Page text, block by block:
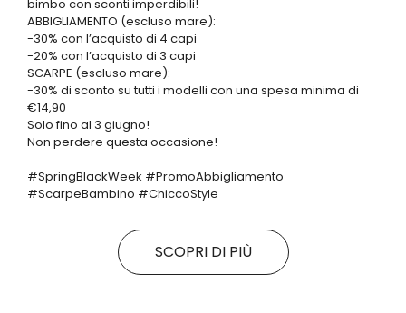
bimbo con sconti imperdibili!
ABBIGLIAMENTO (escluso mare):
-30% con l’acquisto di 4 capi
-20% con l’acquisto di 3 capi
SCARPE (escluso mare):
-30% di sconto su tutti i modelli con una spesa minima di
€14,90
Solo fino al 3 giugno!
Non perdere questa occasione!
#SpringBlackWeek #PromoAbbigliamento
#ScarpeBambino #ChiccoStyle
SCOPRI DI PIÙ